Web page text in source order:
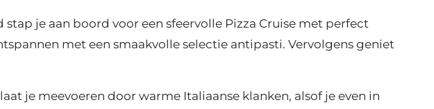
je aan boord voor een sfeervolle Pizza Cruise met perfect
met een smaakvolle selectie antipasti. Vervolgens geniet
je meevoeren door warme Italiaanse klanken, alsof je even in